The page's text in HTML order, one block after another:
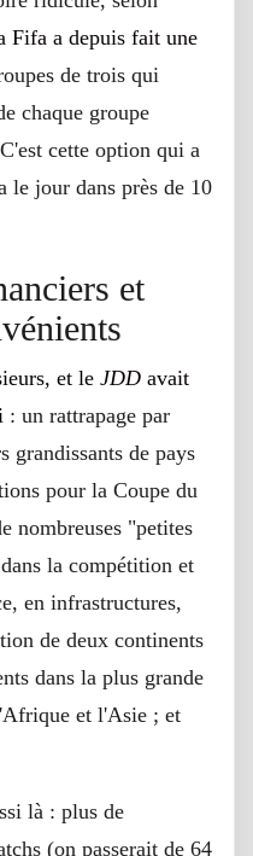
Fifa a depuis fait une
de trois qui
chaque groupe
cette option qui a
le jour dans près de 10
et
et le JDD avait
: un rattrapage par
grandissants de pays
pour la Coupe du
nombreuses "petites
la compétition et
en infrastructures,
de deux continents
dans la plus grande
et l'Asie ; et
là : plus de
(on passerait de 64